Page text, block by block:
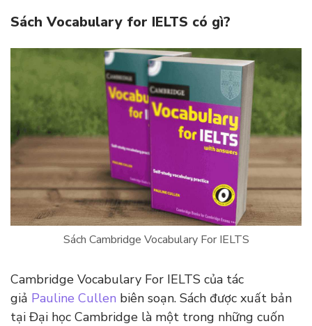
Sách Vocabulary for IELTS có gì?
Sách Cambridge Vocabulary For IELTS
Cambridge Vocabulary For IELTS của tác
giả Pauline Cullen biên soạn. Sách được xuất bản
tại Đại học Cambridge là một trong những cuốn